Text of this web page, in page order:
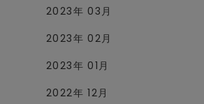
2023年 03月
2023年 02月
2023年 01月
2022年 12月